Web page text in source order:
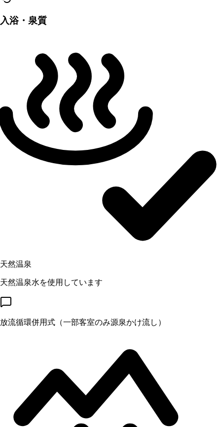
入浴・泉質
天然温泉
天然温泉水を使用しています
放流循環併用式（一部客室のみ源泉かけ流し）